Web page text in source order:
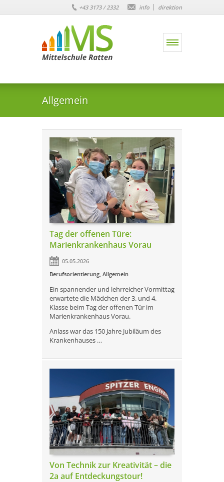
+43 3173 / 2332 info direktion
Allgemein
Tag der offenen Türe:
Marienkrankenhaus Vorau
05.05.2026
Berufsorientierung, Allgemein
Ein spannender und lehrreicher Vormittag
erwartete die Mädchen der 3. und 4.
Klasse beim Tag der offenen Tür im
Marienkrankenhaus Vorau.
Anlass war das 150 Jahre Jubiläum des
Krankenhauses …
Von Technik zur Kreativität – die
2a auf Entdeckungstour!